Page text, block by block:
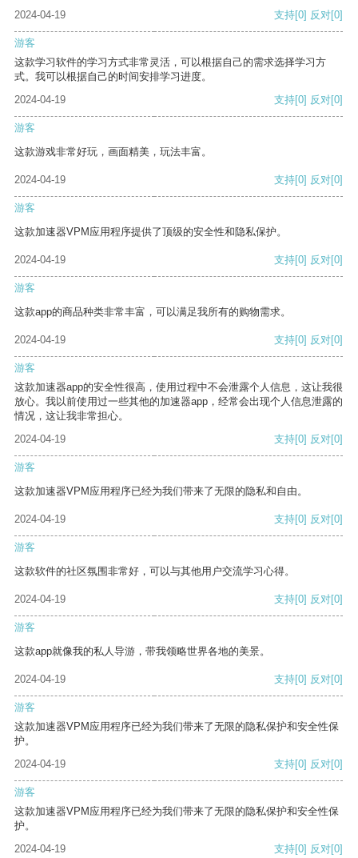
2024-04-19 支持[0] 反对[0]
游客
这款学习软件的学习方式非常灵活，可以根据自己的需求选择学习方
式。我可以根据自己的时间安排学习进度。
2024-04-19
支持[0] 反对[0]
游客
这款游戏非常好玩，画面精美，玩法丰富。
2024-04-19 支持[0] 反对[0]
游客
这款加速器VPM应用程序提供了顶级的安全性和隐私保护。
2024-04-19 支持[0] 反对[0]
游客
这款app的商品种类非常丰富，可以满足我所有的购物需求。
2024-04-19 支持[0] 反对[0]
游客
这款加速器app的安全性很高，使用过程中不会泄露个人信息，这让我很
放心。我以前使用过一些其他的加速器app，经常会出现个人信息泄露的
情况，这让我非常担心。
2024-04-19
支持[0] 反对[0]
游客
这款加速器VPM应用程序已经为我们带来了无限的隐私和自由。
2024-04-19 支持[0] 反对[0]
游客
这款软件的社区氛围非常好，可以与其他用户交流学习心得。
2024-04-19 支持[0] 反对[0]
游客
这款app就像我的私人导游，带我领略世界各地的美景。
2024-04-19 支持[0] 反对[0]
游客
这款加速器VPM应用程序已经为我们带来了无限的隐私保护和安全性保
护。
2024-04-19
支持[0] 反对[0]
游客
这款加速器VPM应用程序已经为我们带来了无限的隐私保护和安全性保
护。
2024-04-19
支持[0] 反对[0]